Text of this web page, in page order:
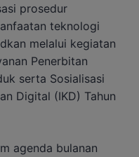
prosedur
teknologi
melalui kegiatan
Penerbitan
serta Sosialisasi
Digital (IKD) Tahun
agenda bulanan